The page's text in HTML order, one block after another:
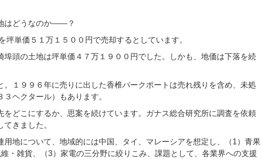
はどうなのか——？
坪単価５１万１５００円で売却するとしています。
埠頭の土地は坪単価４７万１９００円でした。しかも、地価は下落を続
。１９９６年に売りに出した香椎パークポートは売れ残りを含め、未処
ヘクタール）もあります。
をどこにするか、思案を続けています。ガナス総合研究所に調査を依頼
きました。
用地について、地域的には中国、タイ、マレーシアを想定し、（1）青果
・雑貨、（3）家電の三分野に絞りこみ、課題として、各業界への支援